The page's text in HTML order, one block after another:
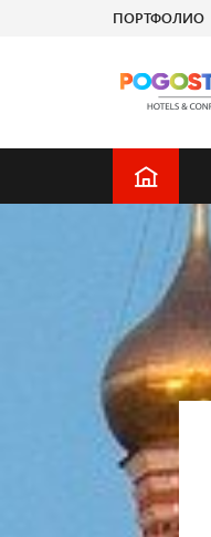
ПОРТФОЛИО